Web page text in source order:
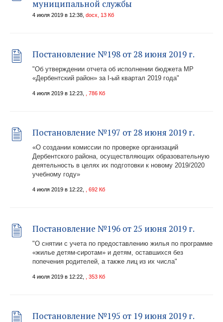
муниципальной службы
4 июля 2019 в 12:38, docx, 13 Кб
Постановление №198 от 28 июня 2019 г.
"Об утверждении отчета об исполнении бюджета МР
«Дербентский район» за I-ый квартал 2019 года"
4 июля 2019 в 12:23, , 786 Кб
Постановление №197 от 28 июня 2019 г.
«О создании комиссии по проверке организаций
Дербентского района, осуществляющих образовательную
деятельность в целях их подготовки к новому 2019/2020
учебному году»
4 июля 2019 в 12:22, , 692 Кб
Постановление №196 от 25 июня 2019 г.
"О снятии с учета по предоставлению жилья по программе
«жилье детям-сиротам» и детям, оставшихся без
попечения родителей, а также лиц из их числа"
4 июля 2019 в 12:22, , 353 Кб
Постановление №195 от 19 июня 2019 г.